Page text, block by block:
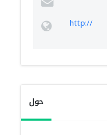
http://
حول